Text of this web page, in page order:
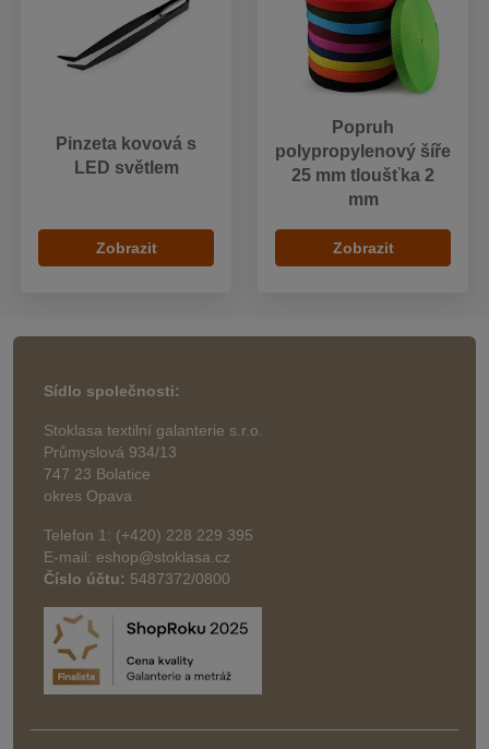
Pinzeta kovová s
LED světlem
Zobrazit
Popruh
polypropylenový šíře
25 mm tloušťka 2
mm
Zobrazit
Sídlo společnosti:
Stoklasa textilní galanterie s.r.o.
Průmyslová 934/13
747 23 Bolatice
okres Opava
Telefon 1: (+420) 228 229 395
E-mail: eshop@stoklasa.cz
Číslo účtu: 5487372/0800